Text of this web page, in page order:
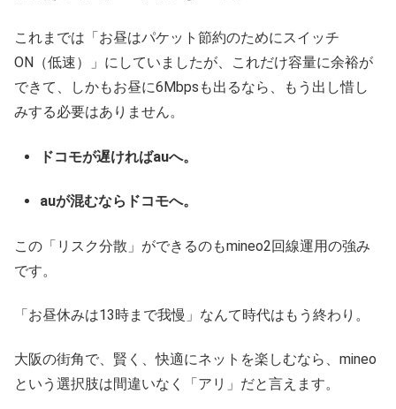
これまでは「お昼はパケット節約のためにスイッチ
ON（低速）」にしていましたが、これだけ容量に余裕が
できて、しかもお昼に6Mbpsも出るなら、もう出し惜し
みする必要はありません。
ドコモが遅ければauへ。
auが混むならドコモへ。
この「リスク分散」ができるのもmineo2回線運用の強み
です。
「お昼休みは13時まで我慢」なんて時代はもう終わり。
大阪の街角で、賢く、快適にネットを楽しむなら、mineo
という選択肢は間違いなく「アリ」だと言えます。